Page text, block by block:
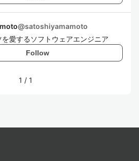
@satoshiyamamoto
愛するソフトウェアエンジニア
Follow
1 / 1